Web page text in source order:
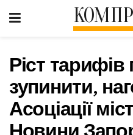
Ріст тарифів
зупинити,
Асоціації